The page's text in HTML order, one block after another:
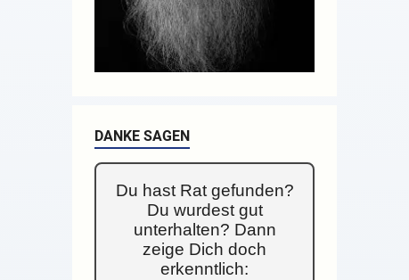
DANKE SAGEN
Du hast Rat gefunden?
Du wurdest gut
unterhalten? Dann
zeige Dich doch
erkenntlich: